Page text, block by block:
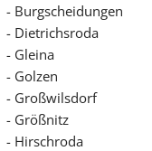
- Burgscheidungen
- Dietrichsroda
- Gleina
- Golzen
- Großwilsdorf
- Größnitz
- Hirschroda